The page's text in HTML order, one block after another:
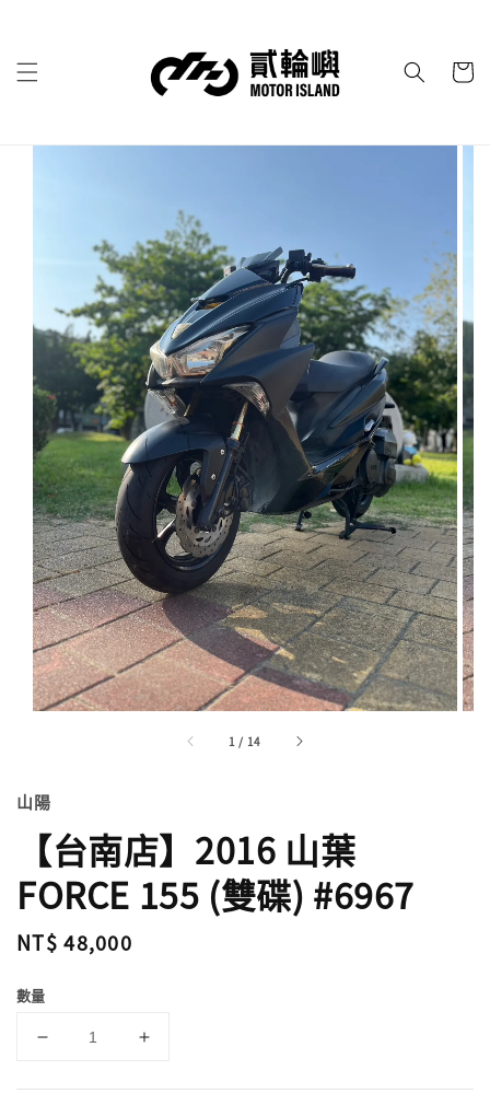
1 / 14
山陽
【台南店】2016 山葉
FORCE 155 (雙碟) #6967
Regular
NT$ 48,000
數量